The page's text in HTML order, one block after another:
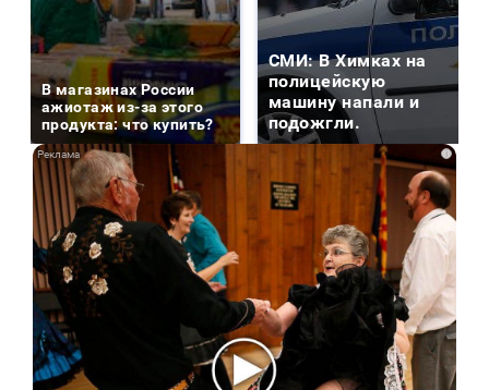
В магазинах России
ажиотаж из-за этого
продукта: что купить?
СМИ: В Химках на
полицейскую
машину напали и
подожгли.
i